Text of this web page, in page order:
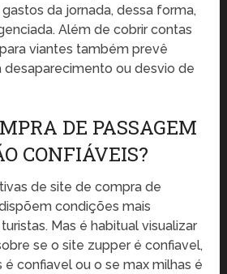
da jornada, dessa forma,
Além de cobrir contas
viantes também prevê
desaparecimento ou desvio de
DE PASSAGEM
CONFIÁVEIS?
de site de compra de
condições mais
Mas é habitual visualizar
se o site zupper é confiavel,
é confiavel ou o se max milhas é